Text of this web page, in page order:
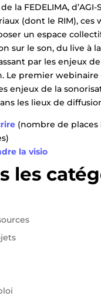
la FEDELIMA,
(dont le RIM), ces
un espace
sur le son, du live à
par les enjeux
Le premier webinaire
enjeux de la
les lieux de
(nombre de places
la visio
les